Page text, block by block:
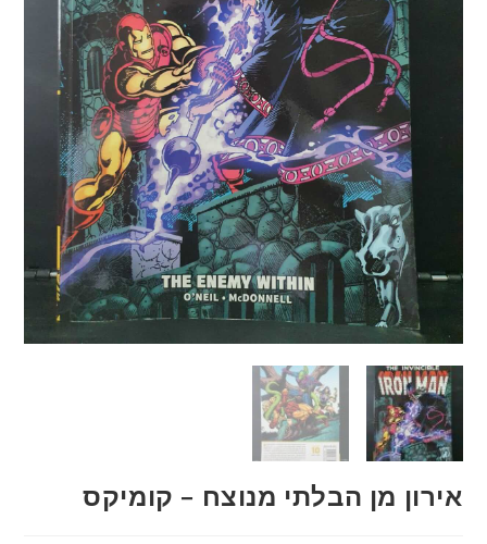
אירון מן הבלתי מנוצח – קומיקס